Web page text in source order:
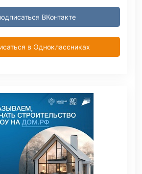
ВКонтакте
в Одноклассниках